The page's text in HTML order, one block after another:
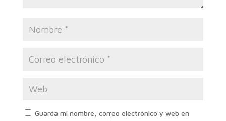
Guarda mi nombre, correo electrónico y web en